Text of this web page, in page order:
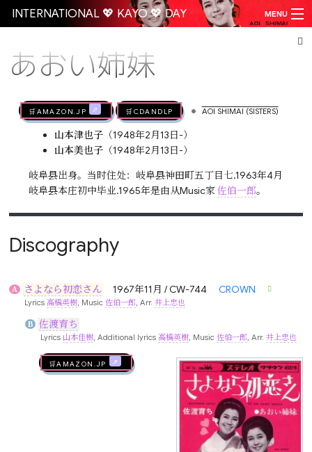
INTERNATIONAL 💖 KAYŌ 💖 DAY MENU
Go
あおい姉妹
🛒AMAZON.jp 🛒CDandLP • AOI SHIMAI (SISTERS)
山本津也子（1948年2月13日-）
山本美也子（1948年2月13日-）
岐阜县出身。当时住处：岐阜县神田町五丁目七.1963年4月
岐阜县本庄初中毕业.1965年是由从Music家佐伯一郎。
Discography
A さよなら初恋さん 1967年11月 / CW-744 CROWN
Lyrics高橋英樹, Music佐伯一郎, Arr.井上忠也
B 佐渡育ち
Lyrics 山本佳樹, Additional lyrics 高橋英樹, Music 佐伯一郎 , Arr. 井上忠也
🛒AMAZON.jp